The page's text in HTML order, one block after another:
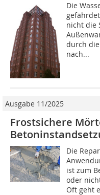
Die
nicht die
durch
nach...
Ausgabe 11/2025
Frostsichere
Die
ist zum
oder
Oft geht